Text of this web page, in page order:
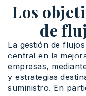
Los
de
La gestión de
central en la
empresas,
y estrategias
suministro. En